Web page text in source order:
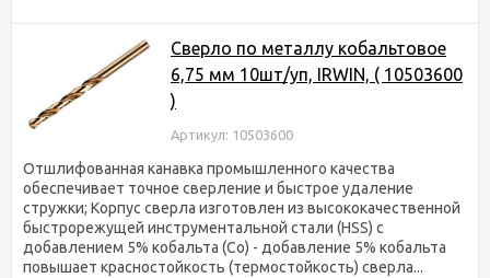
Сверло по металлу кобальтовое
6,75 мм 10шт/уп, IRWIN, ( 10503600
)
Артикул: 10503600
Отшлифованная канавка промышленного качества
обеспечивает точное сверление и быстрое удаление
стружки; Корпус сверла изготовлен из высококачественной
быстрорежущей инструментальной стали (HSS) с
добавлением 5% кобальта (Co) - добавление 5% кобальта
повышает красностойкость (термостойкость) сверла...